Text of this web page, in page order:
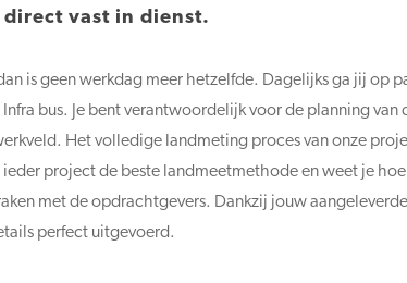
vast in dienst.
is geen werkdag meer hetzelfde. Dagelijks ga jij op
bus. Je bent verantwoordelijk voor de planning van
Het volledige landmeting proces van onze
project de beste landmeetmethode en weet je
met de opdrachtgevers. Dankzij jouw
perfect uitgevoerd.